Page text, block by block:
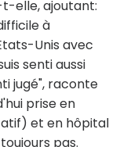
t-elle, ajoutant:
à
Unis avec
senti aussi
jugé", raconte
prise en
et en hôpital
pas.